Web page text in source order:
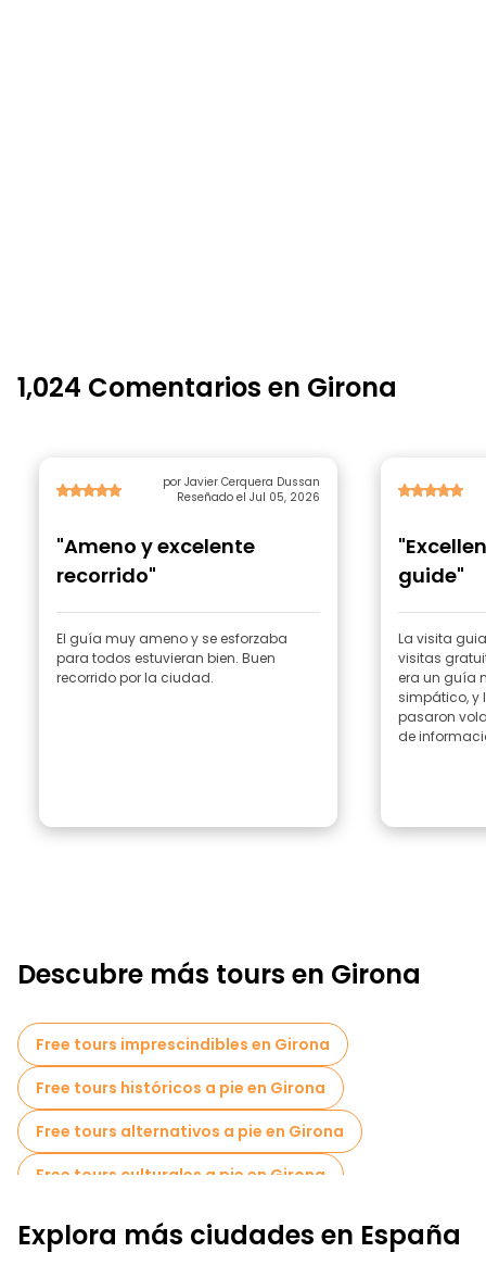
1,024 Comentarios en Girona
por Javier Cerquera Dussan
Reseñado el Jul 05, 2026
"Ameno y excelente
recorrido"
El guía muy ameno y se esforzaba
para todos estuvieran bien. Buen
recorrido por la ciudad.
guide"
La visita
visitas
era un guía
simpático, y
pasaron
de
Descubre más tours en Girona
Free tours imprescindibles en Girona
Free tours históricos a pie en Girona
Free tours alternativos a pie en Girona
Free tours culturales a pie en Girona
Tours autoguiados en Girona
Explora más ciudades en España